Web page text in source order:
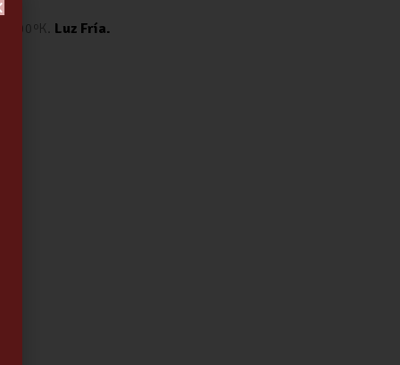
Luz Fría.